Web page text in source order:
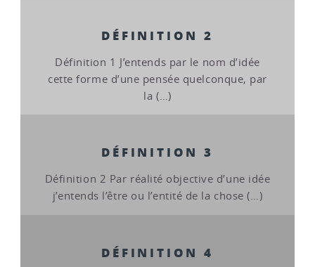
DÉFINITION 2
Définition 1 J’entends par le nom d’idée
cette forme d’une pensée quelconque, par
la (…)
DÉFINITION 3
Définition 2 Par réalité objective d’une idée
j’entends l’être ou l’entité de la chose (…)
DÉFINITION 4